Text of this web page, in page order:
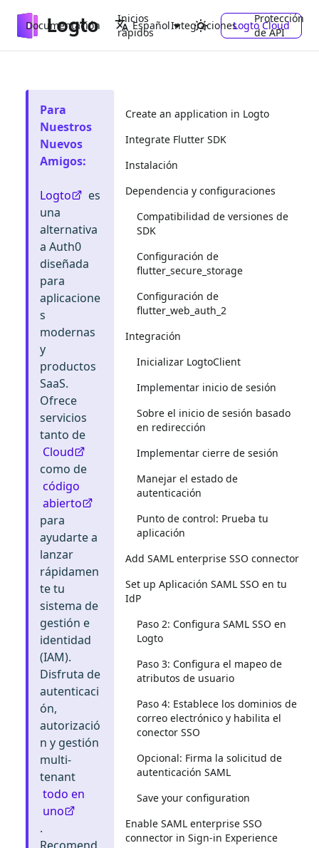
Documentación
Inicios
rápidos
Integraciones
Protección
de API
Español Logto Cloud
Para
Nuestros
Nuevos
Amigos:
Logto
es
una
alternativa
a Auth0
diseñada
para
aplicacione
s
modernas
y
productos
SaaS.
Ofrece
servicios
tanto de
Cloud
como de
código
abierto
para
ayudarte a
lanzar
rápidamen
te tu
sistema de
gestión e
identidad
(IAM).
Disfruta de
autenticaci
ón,
autorizació
n y gestión
multi-
tenant
todo en
uno
.
Create an application in Logto
Integrate Flutter SDK
Instalación
Dependencia y configuraciones
Compatibilidad de versiones de
SDK
Configuración de
flutter_secure_storage
Configuración de
flutter_web_auth_2
Integración
Inicializar LogtoClient
Implementar inicio de sesión
Sobre el inicio de sesión basado
en redirección
Implementar cierre de sesión
Manejar el estado de
autenticación
Punto de control: Prueba tu
aplicación
Add SAML enterprise SSO connector
Set up Aplicación SAML SSO en tu
IdP
Paso 2: Configura SAML SSO en
Logto
Paso 3: Configura el mapeo de
atributos de usuario
Paso 4: Establece los dominios de
correo electrónico y habilita el
conector SSO
Opcional: Firma la solicitud de
autenticación SAML
Save your configuration
Enable SAML enterprise SSO
connector in Sign-in Experience